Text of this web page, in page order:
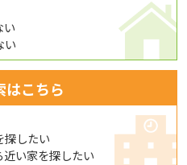
い
い
はこちら
探したい
い家を探したい